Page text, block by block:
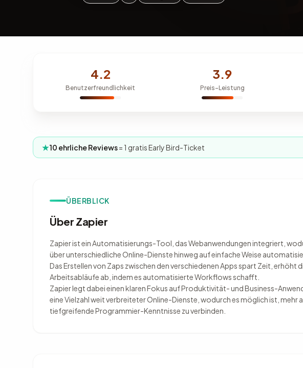
4.2
Benutzerfreundlichkeit
3.9
Preis-Leistung
10 ehrliche Reviews= 1 gratis Early Bird-Ticket
ÜBERBLICK
Über Zapier
Zapier ist ein Automatisierungs-Tool, das Webanwendungen integriert,
über unterschiedliche Online-Dienste hinweg auf einfache Weise
Das Erstellen von Zaps zwischen den verschiedenen Apps spart Zeit,
Arbeitsabläufe ab, indem es automatisierte Workflows schafft.
Zapier legt dabei einen klaren Fokus auf Produktivität- und Business-
eine Vielzahl weit verbreiteter Online-Dienste, wodurch es möglich ist, mehr
tiefgreifende Programmier-Kenntnisse zu verbinden.